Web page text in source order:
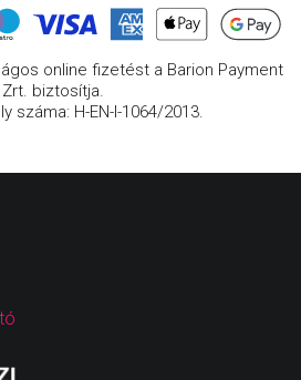
online fizetést a Barion Payment
Zrt. biztosítja.
száma: H-EN-I-1064/2013.